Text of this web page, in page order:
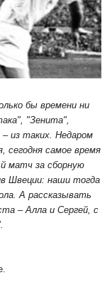
бы времени ни
"Зенита",
из таких. Недаром
сегодня самое время
матч за сборную
Швеции: наши тогда
А рассказывать
– Алла и Сергей, с